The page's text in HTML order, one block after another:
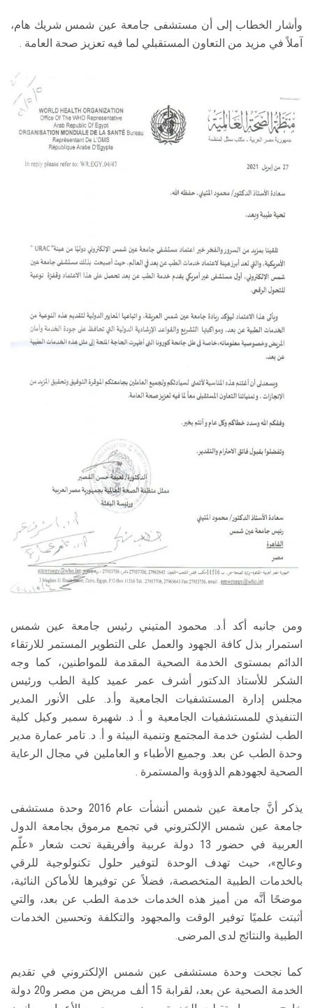
وأشار الخطاب إلى أن مستشفى جامعة عين شمس شريك هام،
آملاً في مزيد من التعاون المستقبلي لما فيه تعزيز صحة العامة .
ومن جانبه أكد أ.د. محمود المتيني رئيس جامعة عين شمس
استمرار بذل كافة الجهود والعمل على التطوير المستمر للارتقاء
الدائم بمستوى الخدمة الصحية المقدمة للمواطنين، كما وجه
الشكر للأستاذ الدكتور أشرف عمر عميد كلية الطب ورئيس
مجلس إدارة المستشفيات الجامعية وأ.د. على الأنور المدير
التنفيذي للمستشفيات الجامعية و أ. د. شهيرة سمير وكيل كلية
الطب لشئون خدمة المجتمع وتنمية البيئة و أ. د. تامر عمارة مدير
وحدة الطب عن بعد. وجميع الأطباء و العاملين في مجال الرعاية
الصحية لجهودهم الدؤوبة والمستمرة .
يذكر أنَّ جامعة عين شمس أنشأت عام 2016 وحدة مستشفى
جامعة عين شمس الإلكتروني في تجمع مرموق بجامعة الدول
العربية في حضور 13 دولة عربية وأفريقية تحت شعار «علّم
وعالج»، حيث تهدف الوحدة لتوفير حلول تكنولوجية للرقي
بالخدمات الطبية المتخصصة، فضلاً عن توفيرها للأماكن النائية،
موضحًا أنَّه من أميز هذه الخدمات خدمة الطب عن بعد، والتي
أثبتت علميًا توفير الوقت والمجهود والتكلفة وتحسين الخدمات
الطبية والنتائج لدى المرضى.
كما نجحت وحدة مستشفى عين شمس الإلكتروني في تقديم
الخدمة الصحية عن بعد، لقرابة 15 ألف مريض من مصر و20 دولة